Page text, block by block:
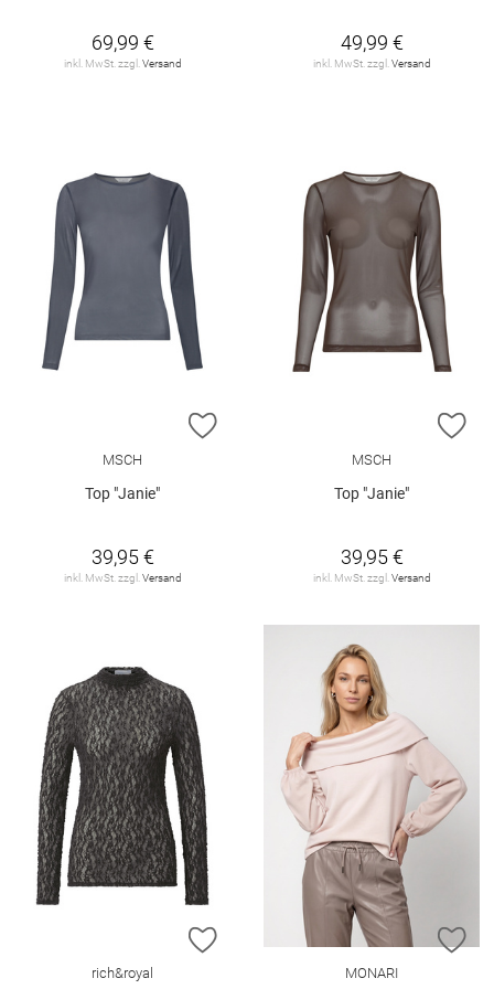
69,99 €
inkl. MwSt. zzgl. Versand
49,99 €
inkl. MwSt. zzgl. Versand
ZUR WUNSCHLISTE HINZUFÜGEN
MSCH
Top "Janie"
39,95 €
inkl. MwSt. zzgl. Versand
MSCH
Top "Janie"
39,95 €
inkl. MwSt. zzgl. Versand
ZUR WUNSCHLISTE HINZUFÜGEN
rich&royal MONARI